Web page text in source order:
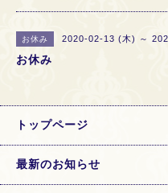
お休み 2020-02-13 (木) ～
お休み
トップページ
最新のお知らせ